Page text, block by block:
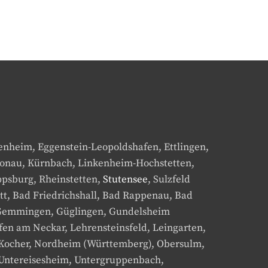
Eggenstein-Leopoldshafen, Ettlingen,
Kürnbach, Linkenheim-Hochstetten,
Rheinstetten, Stutensee, Sulzfeld
Bad Friedrichshall, Bad Rappenau, Bad
Güglingen, Gundelsheim
am Neckar, Lehrensteinsfeld, Leingarten,
Nordheim (Württemberg), Obersulm,
Untergruppenbach,